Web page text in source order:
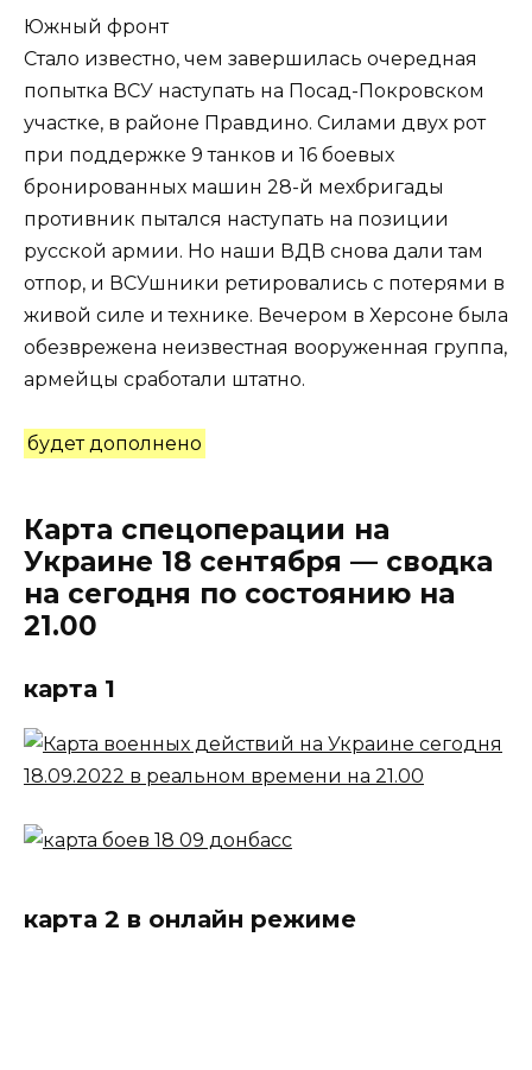
Южный фронт
Стало известно, чем завершилась очередная
попытка ВСУ наступать на Посад-Покровском
участке, в районе Правдино. Силами двух рот
при поддержке 9 танков и 16 боевых
бронированных машин 28-й мехбригады
противник пытался наступать на позиции
русской армии. Но наши ВДВ снова дали там
отпор, и ВСУшники ретировались с потерями в
живой силе и технике. Вечером в Херсоне была
обезврежена неизвестная вооруженная группа,
армейцы сработали штатно.
будет дополнено
Карта спецоперации на
Украине 18 сентября — сводка
на сегодня по состоянию на
21.00
карта 1
карта 2 в онлайн режиме